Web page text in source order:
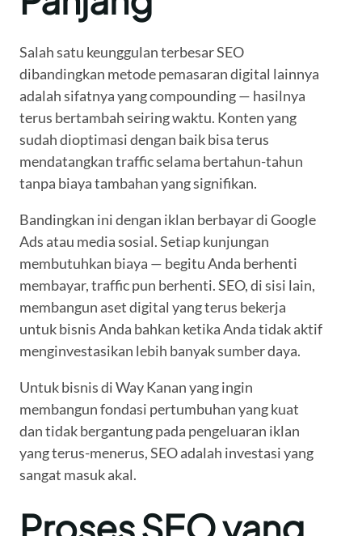
Salah satu keunggulan terbesar SEO
dibandingkan metode pemasaran digital lainnya
adalah sifatnya yang compounding — hasilnya
terus bertambah seiring waktu. Konten yang
sudah dioptimasi dengan baik bisa terus
mendatangkan traffic selama bertahun-tahun
tanpa biaya tambahan yang signifikan.
Bandingkan ini dengan iklan berbayar di Google
Ads atau media sosial. Setiap kunjungan
membutuhkan biaya — begitu Anda berhenti
membayar, traffic pun berhenti. SEO, di sisi lain,
membangun aset digital yang terus bekerja
untuk bisnis Anda bahkan ketika Anda tidak aktif
menginvestasikan lebih banyak sumber daya.
Untuk bisnis di Way Kanan yang ingin
membangun fondasi pertumbuhan yang kuat
dan tidak bergantung pada pengeluaran iklan
yang terus-menerus, SEO adalah investasi yang
sangat masuk akal.